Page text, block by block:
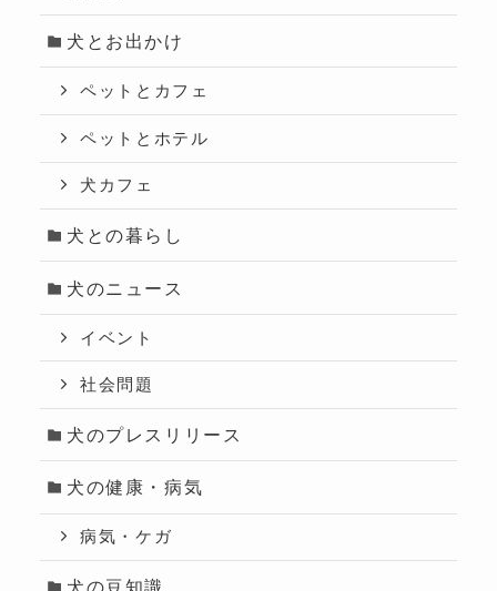
犬とお出かけ
ペットとカフェ
ペットとホテル
犬カフェ
犬との暮らし
犬のニュース
イベント
社会問題
犬のプレスリリース
犬の健康・病気
病気・ケガ
犬の豆知識